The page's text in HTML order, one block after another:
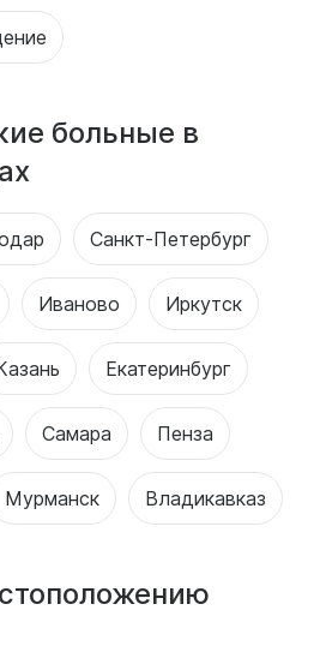
больные в
Санкт-Петербург
Иваново Иркутск
Екатеринбург
Самара Пенза
Мурманск Владикавказ